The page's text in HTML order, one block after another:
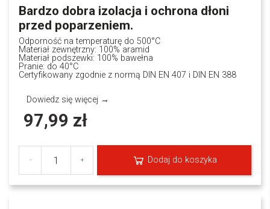
Bardzo dobra izolacja i ochrona dłoni
przed poparzeniem.
Odporność na temperaturę do 500°C
Materiał zewnętrzny: 100% aramid
Materiał podszewki: 100% bawełna
Pranie: do 40°C
Certyfikowany zgodnie z normą DIN EN 407 i DIN EN 388
Dowiedz się więcej →
97,99 zł
- + Dodaj do koszyka